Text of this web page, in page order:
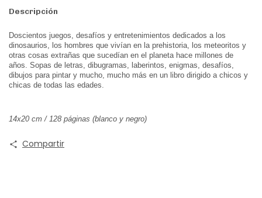
Descripción
Doscientos juegos, desafíos y entretenimientos dedicados a los
dinosaurios, los hombres que vivían en la prehistoria, los meteoritos y
otras cosas extrañas que sucedían en el planeta hace millones de
años. Sopas de letras, dibugramas, laberintos, enigmas, desafíos,
dibujos para pintar y mucho, mucho más en un libro dirigido a chicos y
chicas de todas las edades.
14x20 cm / 128 páginas (blanco y negro)
Compartir